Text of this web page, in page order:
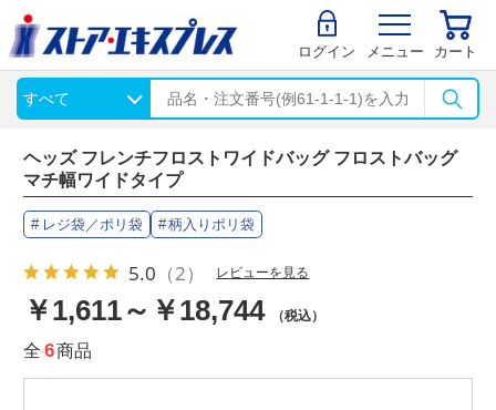
ログイン メニュー カート
ヘッズ フレンチフロストワイドバッグ フロストバッグ
マチ幅ワイドタイプ
レジ袋／ポリ袋 柄入りポリ袋
5.0 （2） レビューを見る
￥1,611～￥18,744 （税込）
全 6商品